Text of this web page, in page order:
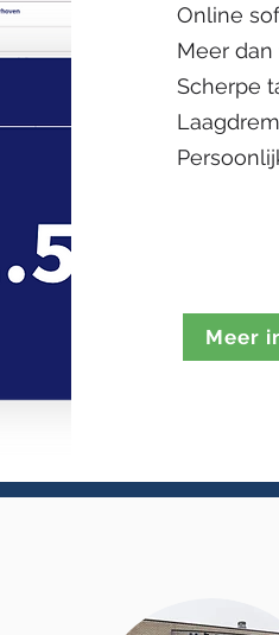
Online
Meer dan
Scherpe
Persoonlijk
Meer